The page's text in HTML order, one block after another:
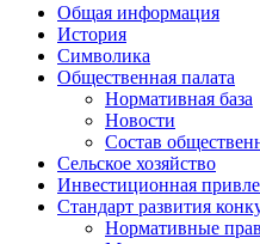
Общая информация
История
Символика
Общественная палата
Нормативная база
Новости
Состав
Сельское хозяйство
Инвестиционная
Стандарт развития
Нормативные